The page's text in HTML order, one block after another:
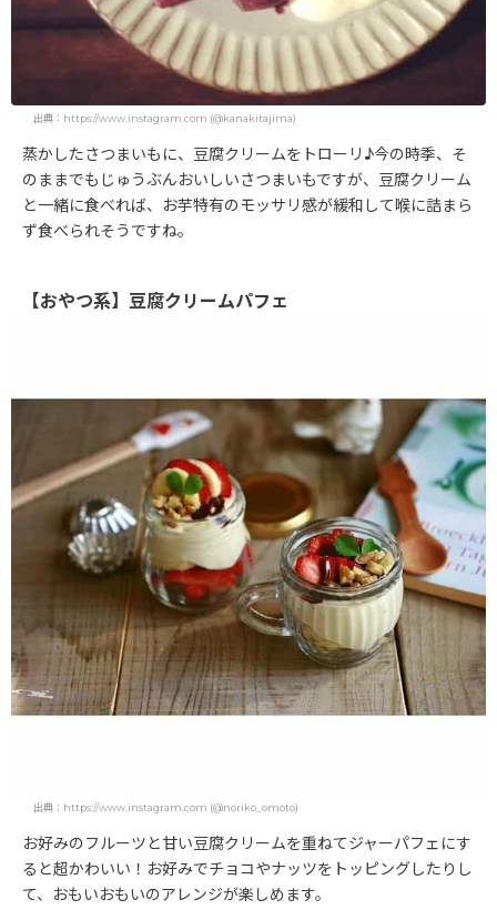
出典：https://www.instagram.com (@kanakitajima)
蒸かしたさつまいもに、豆腐クリームをトローリ♪今の時季、そ
のままでもじゅうぶんおいしいさつまいもですが、豆腐クリーム
と一緒に食べれば、お芋特有のモッサリ感が緩和して喉に詰まら
ず食べられそうですね。
【おやつ系】豆腐クリームパフェ
出典：https://www.instagram.com (@noriko_omoto)
お好みのフルーツと甘い豆腐クリームを重ねてジャーパフェにす
ると超かわいい！お好みでチョコやナッツをトッピングしたりし
て、おもいおもいのアレンジが楽しめます。